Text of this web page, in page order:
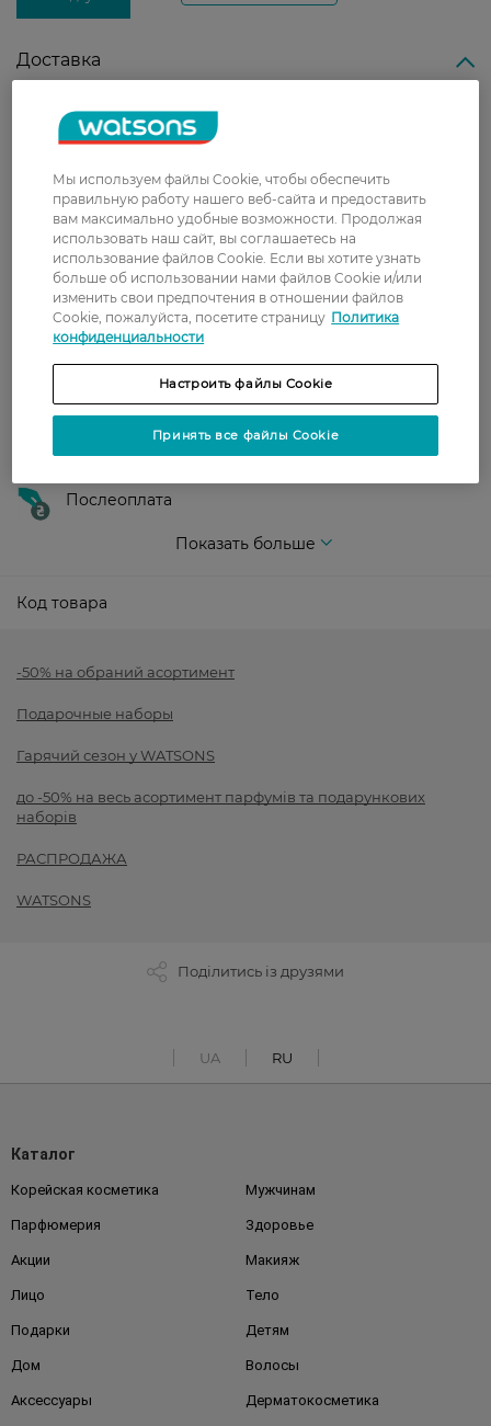
Доставка
Новая почта
В отделение Новой почты - 99 грн, бесплатно
Укрпочта
Стоимость доставки – 79 грн, бесплатная
доставка от – 599 грн
Забрать сегодня в магазине Watsons
Стоимость доставки – 0 грн
Показать больше
Оплата
Послеоплата
Показать больше
Код товара
-50% на обраний асортимент
Подарочные наборы
Гарячий сезон у WATSONS
до -50% на весь асортимент парфумів та подарункових
наборів
РАСПРОДАЖА
WATSONS
Поділитись із друзями
UA RU
Каталог
Корейская косметика Мужчинам
Парфюмерия Здоровье
Акции Макияж
Лицо Тело
Подарки Детям
Дом Волосы
Аксессуары Дерматокосметика
Мы используем файлы Cookie, чтобы обеспечить
правильную работу нашего веб-сайта и предоставить
вам максимально удобные возможности. Продолжая
использовать наш сайт, вы соглашаетесь на
использование файлов Cookie. Если вы хотите узнать
больше об использовании нами файлов Cookie и/или
изменить свои предпочтения в отношении файлов
Cookie, пожалуйста, посетите страницу Политика
конфиденциальности
Настроить файлы Cookie
Принять все файлы Cookie